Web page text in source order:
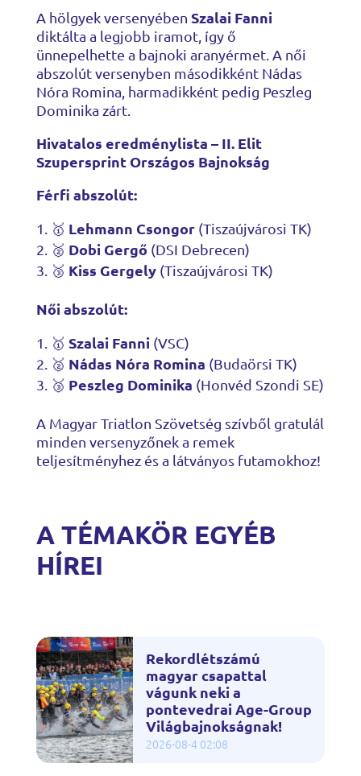
A hölgyek versenyében Szalai Fanni
diktálta a legjobb iramot, így ő
ünnepelhette a bajnoki aranyérmet. A női
abszolút versenyben másodikként Nádas
Nóra Romina, harmadikként pedig Peszleg
Dominika zárt.
Hivatalos eredménylista – II. Elit
Szupersprint Országos Bajnokság
Férfi abszolút:
🥇 Lehmann Csongor(Tiszaújvárosi TK)
🥈 Dobi Gergő (DSI Debrecen)
🥉 Kiss Gergely(Tiszaújvárosi TK)
Női abszolút:
🥇 Szalai Fanni(VSC)
🥈 Nádas Nóra Romina (Budaörsi TK)
🥉 Peszleg Dominika (Honvéd Szondi SE)
A Magyar Triatlon Szövetség szívből gratulál
minden versenyzőnek a remek
teljesítményhez és a látványos futamokhoz!
A TÉMAKÖR EGYÉB
HÍREI
Rekordlétszámú
magyar csapattal
vágunk neki a
pontevedrai Age-Group
Világbajnokságnak!
2026-08-4 02:08